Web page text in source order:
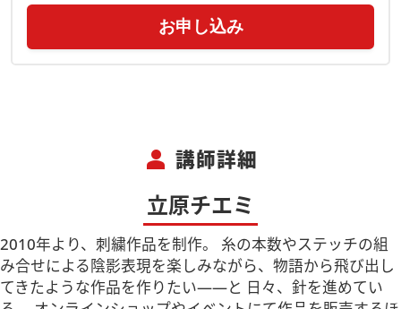
お申し込み
person 講師詳細
立原チエミ
2010年より、刺繍作品を制作。 糸の本数やステッチの組
み合せによる陰影表現を楽しみながら、物語から飛び出し
てきたような作品を作りたい――と 日々、針を進めてい